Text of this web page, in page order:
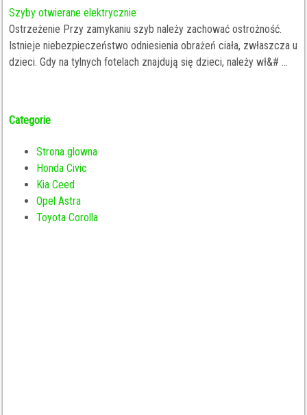
Szyby otwierane elektrycznie
Ostrzeżenie Przy zamykaniu szyb należy zachować ostrożność.
Istnieje niebezpieczeństwo odniesienia obrażeń ciała, zwłaszcza u
dzieci. Gdy na tylnych fotelach znajdują się dzieci, należy wł&# ...
Categorie
Strona glowna
Honda Civic
Kia Ceed
Opel Astra
Toyota Corolla